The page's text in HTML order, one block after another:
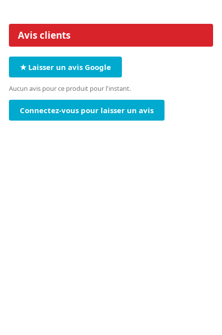
Avis clients
★ Laisser un avis Google
Aucun avis pour ce produit pour l'instant.
Connectez-vous pour laisser un avis